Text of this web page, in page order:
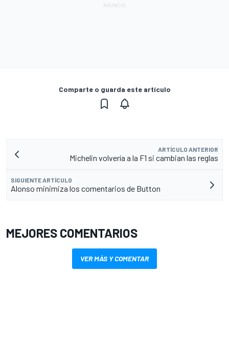
Comparte o guarda este artículo
ARTÍCULO ANTERIOR
Michelin volvería a la F1 si cambian las reglas
SIGUIENTE ARTÍCULO
Alonso minimiza los comentarios de Button
MEJORES COMENTARIOS
VER MÁS Y COMENTAR